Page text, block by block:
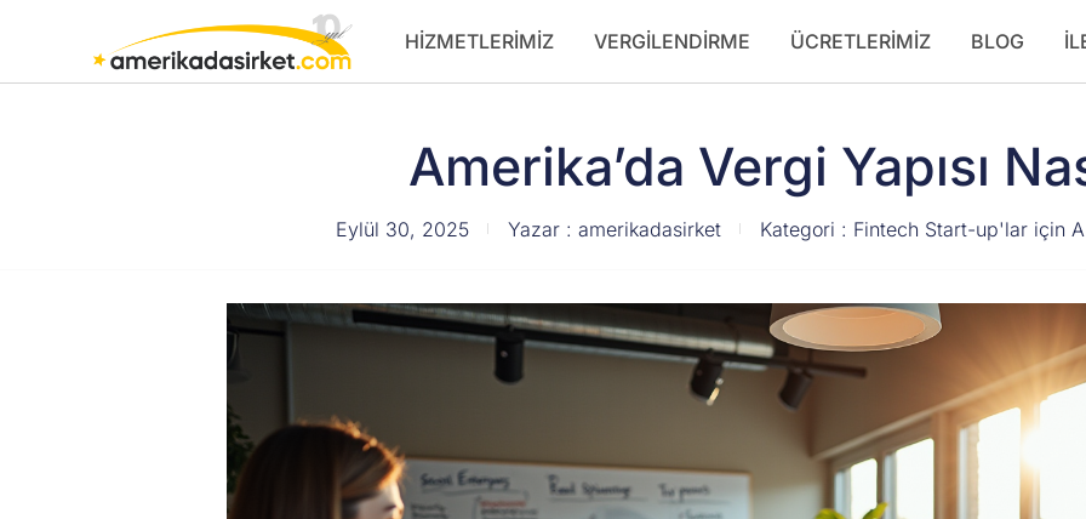
HIZMETLERIMIZ VERGILENDIRME ÜCRETLERIMIZ BLOG
Amerika’da Vergi Yapısı
Eylül 30, 2025 Yazar : amerikadasirket Kategori : Fintech Start-up'lar için